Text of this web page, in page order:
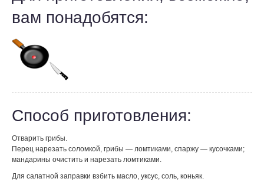
вам понадобятся:
Способ приготовления:
Отварить грибы.
Перец нарезать соломкой, грибы — ломтиками, спаржу — кусочками;
мандарины очистить и нарезать ломтиками.
Для салатной заправки взбить масло, уксус, соль, коньяк.